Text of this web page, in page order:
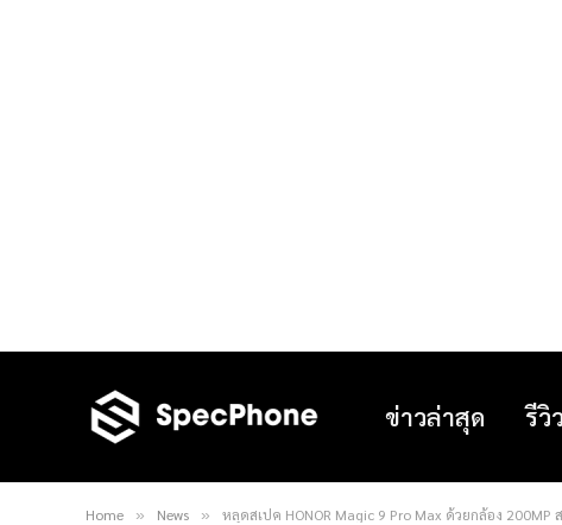
ข่าวล่าสุด รีวิว
Home » News » หลุดสเปค HONOR Magic 9 Pro Max ด้วยกล้อง